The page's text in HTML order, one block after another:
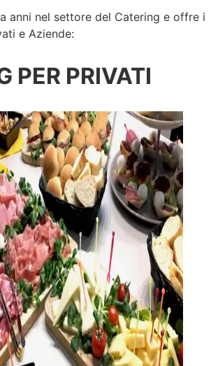
anni nel settore del Catering e offre i
e Aziende:
PER PRIVATI